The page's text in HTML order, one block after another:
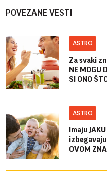
POVEZANE VESTI
ASTRO
Za svaki
NE MOGU
SI ONO
ASTRO
Imaju
OVOM